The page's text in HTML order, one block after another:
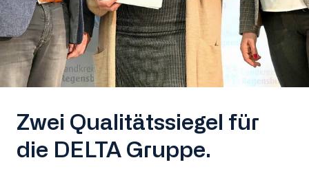
Zwei Qualitätssiegel für
die DELTA Gruppe.